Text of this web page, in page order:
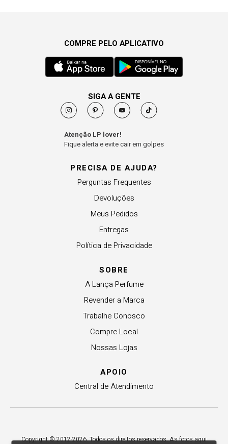
PRECISA DE AJUDA?
Perguntas Frequentes
Devoluções
Meus Pedidos
Entregas
Política de Privacidade
SOBRE
A Lança Perfume
Revender a Marca
Trabalhe Conosco
Compre Local
Nossas Lojas
APOIO
Central de Atendimento
COMPRE PELO APLICATIVO
SIGA A GENTE
Atenção LP lover!
Fique alerta e evite cair em golpes
Copyright © 2012-2026. Todos os direitos reservados. As fotos aqui